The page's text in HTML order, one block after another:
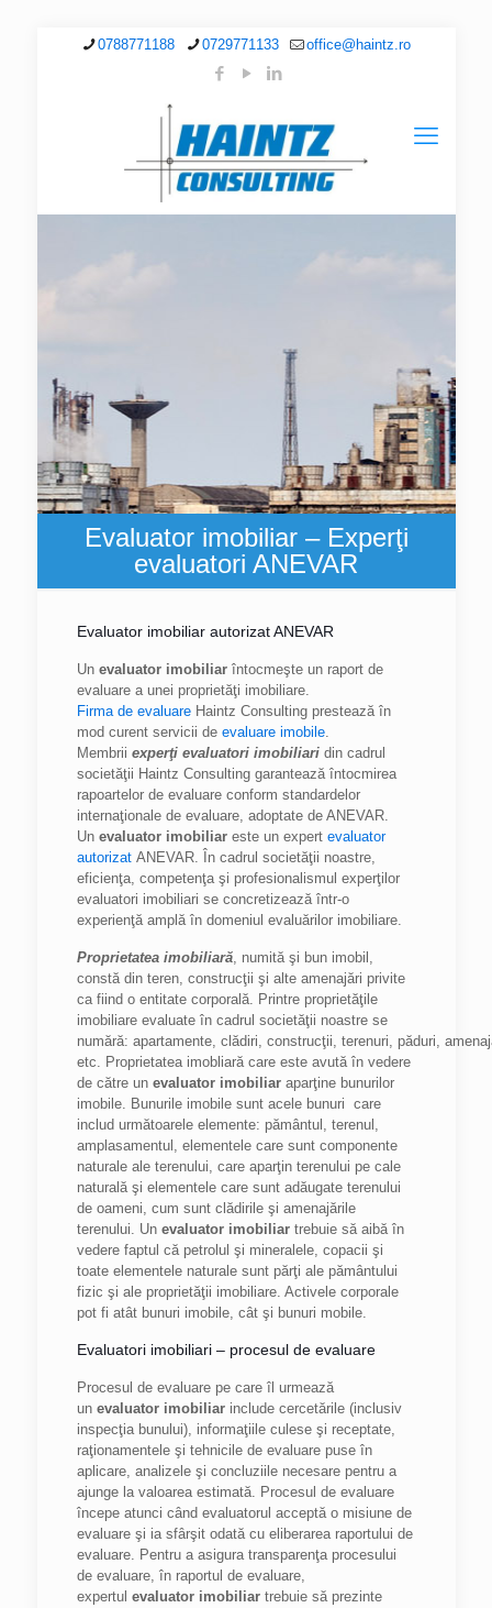
0788771188 0729771133 office@haintz.ro
Evaluator imobiliar – Experţi
evaluatori ANEVAR
Evaluator imobiliar autorizat ANEVAR
Un evaluator imobiliarîntocmeşte un raport de
evaluare a unei proprietăţi imobiliare.
Firma de evaluareHaintz Consulting prestează în
mod curent servicii de evaluare imobile.
Membrii experţi evaluatori imobiliaridin cadrul
societăţii Haintz Consulting garantează întocmirea
rapoartelor de evaluare conform standardelor
internaţionale de evaluare, adoptate de ANEVAR.
Un evaluator imobiliareste un expert evaluator
autorizatANEVAR. În cadrul societăţii noastre,
eficienţa, competenţa şi profesionalismul experţilor
evaluatori imobiliari se concretizează într-o
experienţă amplă în domeniul evaluărilor imobiliare.
Proprietatea imobiliară, numită şi bun imobil,
constă din teren, construcţii şi alte amenajări privite
ca fiind o entitate corporală. Printre proprietăţile
imobiliare evaluate în cadrul societăţii noastre se
numără: apartamente, clădiri, construcţii, terenuri, păduri,
etc. Proprietatea imobliară care este avută în vedere
de către un evaluator imobiliaraparţine bunurilor
imobile. Bunurile imobile sunt acele bunuri care
includ următoarele elemente: pământul, terenul,
amplasamentul, elementele care sunt componente
naturale ale terenului, care aparţin terenului pe cale
naturală şi elementele care sunt adăugate terenului
de oameni, cum sunt clădirile şi amenajările
terenului. Un evaluator imobiliartrebuie să aibă în
vedere faptul că petrolul şi mineralele, copacii şi
toate elementele naturale sunt părţi ale pământului
fizic şi ale proprietăţii imobiliare. Activele corporale
pot fi atât bunuri imobile, cât şi bunuri mobile.
Evaluatori imobiliari – procesul de evaluare
Procesul de evaluare pe care îl urmează
un evaluator imobiliarinclude cercetările (inclusiv
inspecţia bunului), informaţiile culese şi receptate,
raţionamentele şi tehnicile de evaluare puse în
aplicare, analizele şi concluziile necesare pentru a
ajunge la valoarea estimată. Procesul de evaluare
începe atunci când evaluatorul acceptă o misiune de
evaluare şi ia sfârşit odată cu eliberarea raportului de
evaluare. Pentru a asigura transparenţa procesului
de evaluare, în raportul de evaluare,
expertul evaluator imobiliartrebuie să prezinte